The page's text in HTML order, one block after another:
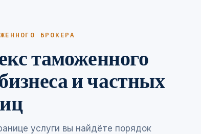
БРОКЕРА
таможенного
и частных
услуги вы найдёте порядок